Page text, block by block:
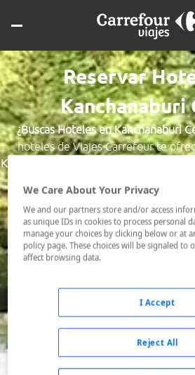
Reservar
Kanchanaburi
¿Buscas Hoteles en Kanchanaburi
hoteles de Viajes Carrefour te
Kanchanaburi Centre
a los mejores
encontramos al mejor
Destino *
Ocupación *
Buscar
We Care About Your Privacy
We and our partners store and/or access
as unique IDs in cookies to process personal
manage your choices by clicking below or at
policy page. These choices will be signaled
affect browsing data.
Reject All
I Accept